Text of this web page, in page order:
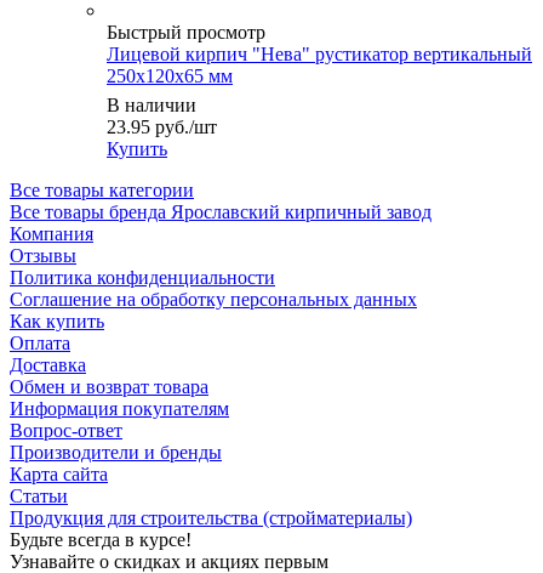
Быстрый просмотр
Лицевой кирпич "Нева" рустикатор вертикальный
250x120x65 мм
В наличии
23.95 руб./шт
Купить
Все товары категории
Все товары бренда Ярославский кирпичный завод
Компания
Отзывы
Политика конфиденциальности
Соглашение на обработку персональных данных
Как купить
Оплата
Доставка
Обмен и возврат товара
Информация покупателям
Вопрос-ответ
Производители и бренды
Карта сайта
Статьи
Продукция для строительства (стройматериалы)
Будьте всегда в курсе!
Узнавайте о скидках и акциях первым